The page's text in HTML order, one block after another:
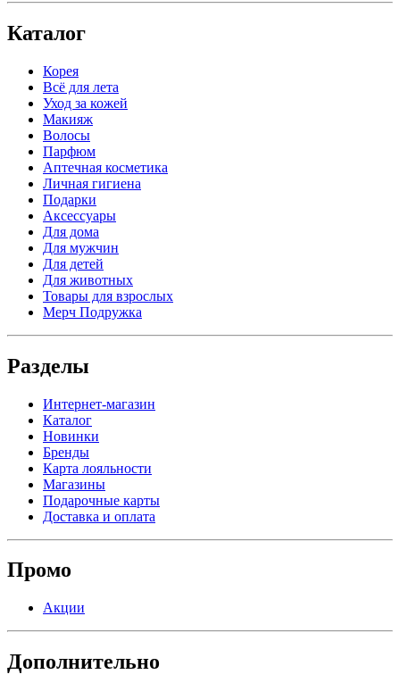
Каталог
Корея
Всё для лета
Уход за кожей
Макияж
Волосы
Парфюм
Аптечная косметика
Личная гигиена
Подарки
Аксессуары
Для дома
Для мужчин
Для детей
Для животных
Товары для взрослых
Мерч Подружка
Разделы
Интернет-магазин
Каталог
Новинки
Бренды
Карта лояльности
Магазины
Подарочные карты
Доставка и оплата
Промо
Акции
Дополнительно